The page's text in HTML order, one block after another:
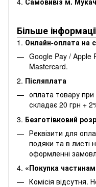
Більше
1. Онлайн-оплата на
Google Pay / Apple
Mastercard.
2. Післяплата
оплата товару
складає 20 грн +
3. Безготівковий
Реквізити для
подяки та в листі
оформленні
4. «Покупка
Комісія відсутня.